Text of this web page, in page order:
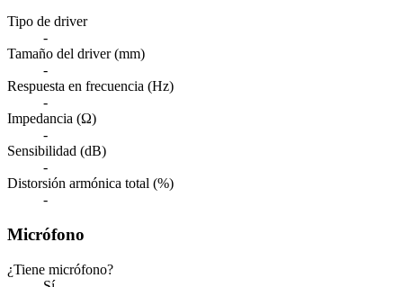
Tipo de driver
-
Tamaño del driver (mm)
-
Respuesta en frecuencia (Hz)
-
Impedancia (Ω)
-
Sensibilidad (dB)
-
Distorsión armónica total (%)
-
Micrófono
¿Tiene micrófono?